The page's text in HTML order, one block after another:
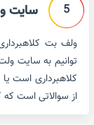
5 سایت
ولف بت
توانیم به سایت
کلاهبرداری است
از سوالاتی است که